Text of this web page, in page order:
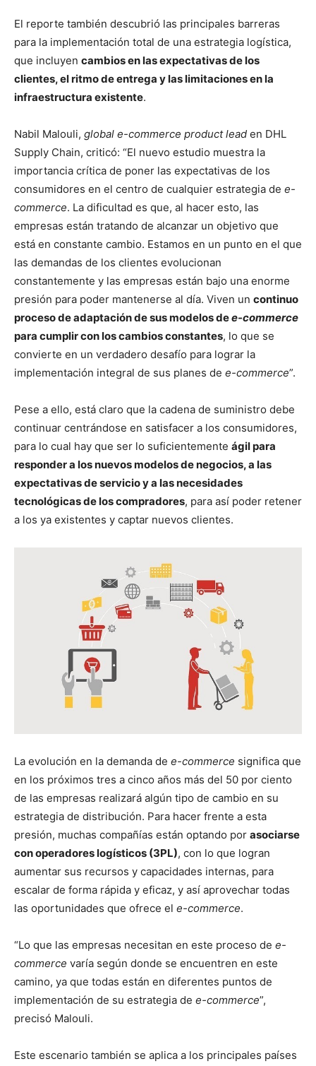
El reporte también descubrió las principales barreras
para la implementación total de una estrategia logística,
que incluyen cambios en las expectativas de los
clientes, el ritmo de entrega y las limitaciones en la
infraestructura existente.
Nabil Malouli, global e-commerce product lead en DHL
Supply Chain, criticó: “El nuevo estudio muestra la
importancia crítica de poner las expectativas de los
consumidores en el centro de cualquier estrategia de e-
commerce. La dificultad es que, al hacer esto, las
empresas están tratando de alcanzar un objetivo que
está en constante cambio. Estamos en un punto en el que
las demandas de los clientes evolucionan
constantemente y las empresas están bajo una enorme
presión para poder mantenerse al día. Viven un continuo
proceso de adaptación de sus modelos dee-commerce
para cumplir con los cambios constantes, lo que se
convierte en un verdadero desafío para lograr la
implementación integral de sus planes de e-commerce”.
Pese a ello, está claro que la cadena de suministro debe
continuar centrándose en satisfacer a los consumidores,
para lo cual hay que ser lo suficientemente ágil para
responder a los nuevos modelos de negocios, a las
expectativas de servicio y a las necesidades
tecnológicas de los compradores, para así poder retener
a los ya existentes y captar nuevos clientes.
La evolución en la demanda de e-commerce significa que
en los próximos tres a cinco años más del 50 por ciento
de las empresas realizará algún tipo de cambio en su
estrategia de distribución. Para hacer frente a esta
presión, muchas compañías están optando por asociarse
con operadores logísticos (3PL), con lo que logran
aumentar sus recursos y capacidades internas, para
escalar de forma rápida y eficaz, y así aprovechar todas
las oportunidades que ofrece el e-commerce.
“Lo que las empresas necesitan en este proceso de e-
commerce varía según donde se encuentren en este
camino, ya que todas están en diferentes puntos de
implementación de su estrategia de e-commerce”,
precisó Malouli.
Este escenario también se aplica a los principales países